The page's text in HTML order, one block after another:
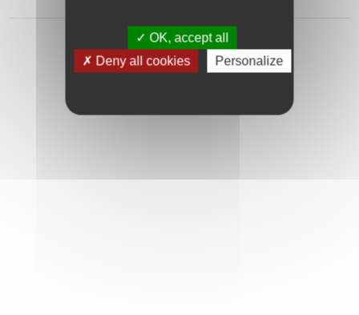
OK, accept all
Deny all cookies
Personalize